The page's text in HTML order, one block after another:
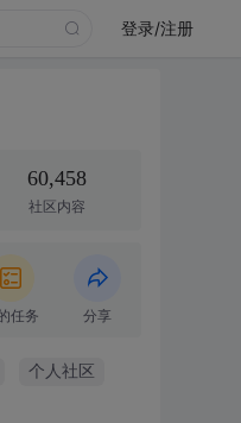
登录/注册
60,458
社区内容
任务 分享
个人社区